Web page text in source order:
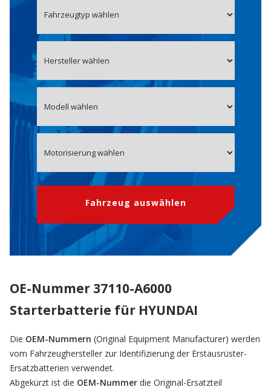
Fahrzeug auswählen
OE-Nummer 37110-A6000
Starterbatterie für HYUNDAI
Die OEM-Nummern (Original Equipment Manufacturer) werden
vom Fahrzeughersteller zur Identifizierung der Erstausrüster-
Ersatzbatterien verwendet.
Abgekürzt ist die OEM-Nummer die Original-Ersatzteil